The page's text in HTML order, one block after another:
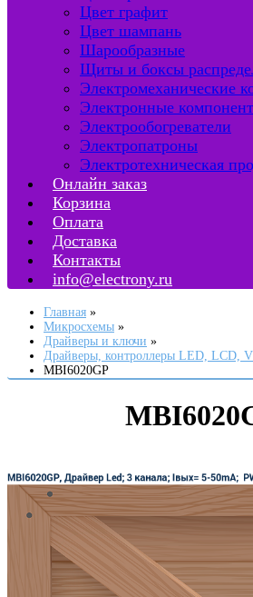
Цвет графит
Цвет шампань
Шарообразные
Щиты и боксы
Электромеханические
Электронные
Электрообогреватели
Электропатроны
Электротехническая
Онлайн заказ
Корзина
Оплата
Доставка
Контакты
info@electrony.ru
Главная
Микросхемы
Драйверы и ключи
Драйверы, контроллеры LED, LCD,
MBI6020GP